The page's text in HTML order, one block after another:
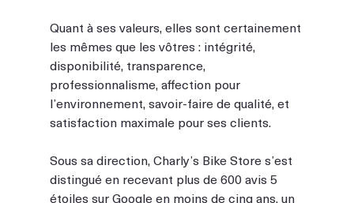
Quant à ses valeurs, elles sont certainement
les mêmes que les vôtres : intégrité,
disponibilité, transparence,
professionnalisme, affection pour
l’environnement, savoir-faire de qualité, et
satisfaction maximale pour ses clients.
Sous sa direction, Charly’s Bike Store s’est
distingué en recevant plus de 600 avis 5
étoiles sur Google en moins de cinq ans, un